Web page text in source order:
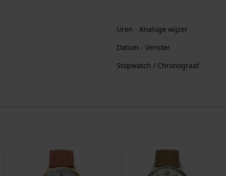
Uren - Analoge wijzer
Datum - Venster
Stopwatch / Chronograaf